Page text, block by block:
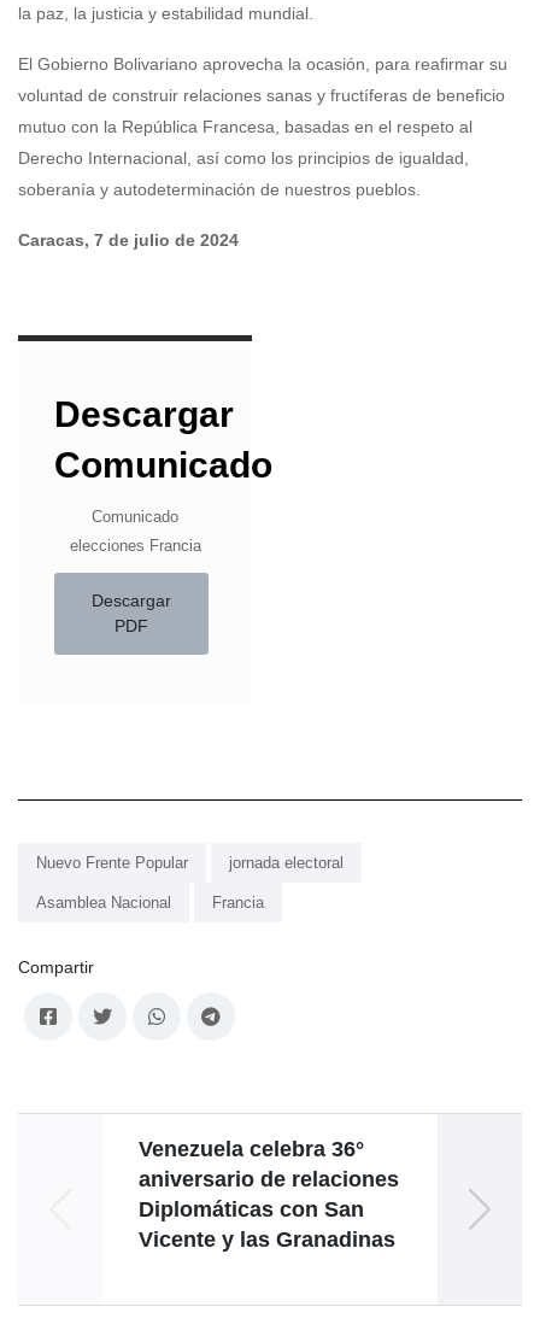
la paz, la justicia y estabilidad mundial.
El Gobierno Bolivariano aprovecha la ocasión, para reafirmar su
voluntad de construir relaciones sanas y fructíferas de beneficio
mutuo con la República Francesa, basadas en el respeto al
Derecho Internacional, así como los principios de igualdad,
soberanía y autodeterminación de nuestros pueblos.
Caracas, 7 de julio de 2024
Descargar
Comunicado
Comunicado
elecciones Francia
Descargar
PDF
Nuevo Frente Popular jornada electoral
Asamblea Nacional Francia
Compartir
Venezuela celebra 36°
aniversario de relaciones
Diplomáticas con San
Vicente y las Granadinas